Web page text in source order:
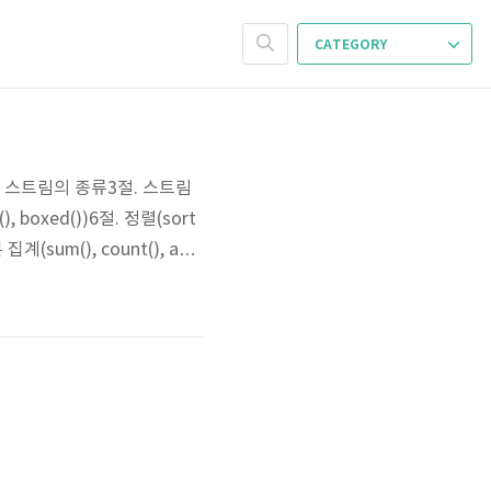
CATEGORY
트림의 종류3절. 스트림
boxed())6절. 정렬(sort
계(sum(), count(), aver
개스트림은 반복자컬